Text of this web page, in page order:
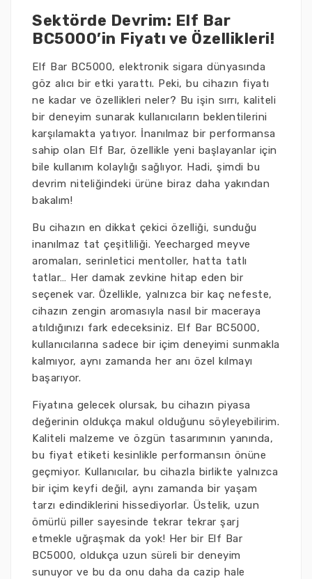
Sektörde Devrim: Elf Bar
BC5000’in Fiyatı ve Özellikleri!
Elf Bar BC5000, elektronik sigara dünyasında
göz alıcı bir etki yarattı. Peki, bu cihazın fiyatı
ne kadar ve özellikleri neler? Bu işin sırrı, kaliteli
bir deneyim sunarak kullanıcıların beklentilerini
karşılamakta yatıyor. İnanılmaz bir performansa
sahip olan Elf Bar, özellikle yeni başlayanlar için
bile kullanım kolaylığı sağlıyor. Hadi, şimdi bu
devrim niteliğindeki ürüne biraz daha yakından
bakalım!
Bu cihazın en dikkat çekici özelliği, sunduğu
inanılmaz tat çeşitliliği. Yeecharged meyve
aromaları, serinletici mentoller, hatta tatlı
tatlar… Her damak zevkine hitap eden bir
seçenek var. Özellikle, yalnızca bir kaç nefeste,
cihazın zengin aromasıyla nasıl bir maceraya
atıldığınızı fark edeceksiniz. Elf Bar BC5000,
kullanıcılarına sadece bir içim deneyimi sunmakla
kalmıyor, aynı zamanda her anı özel kılmayı
başarıyor.
Fiyatına gelecek olursak, bu cihazın piyasa
değerinin oldukça makul olduğunu söyleyebilirim.
Kaliteli malzeme ve özgün tasarımının yanında,
bu fiyat etiketi kesinlikle performansın önüne
geçmiyor. Kullanıcılar, bu cihazla birlikte yalnızca
bir içim keyfi değil, aynı zamanda bir yaşam
tarzı edindiklerini hissediyorlar. Üstelik, uzun
ömürlü piller sayesinde tekrar tekrar şarj
etmekle uğraşmak da yok! Her bir Elf Bar
BC5000, oldukça uzun süreli bir deneyim
sunuyor ve bu da onu daha da cazip hale